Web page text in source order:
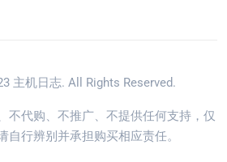
主机日志. All Rights Reserved.
不代购、不推广、不提供任何支持，仅
自行辨别并承担购买相应责任。